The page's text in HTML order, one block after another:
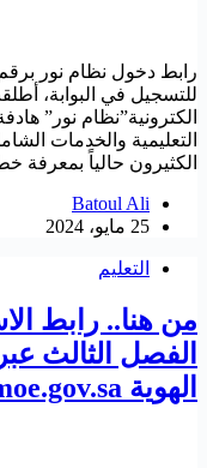
رابط دخول نظام نور
للتسجيل في البوابة،
الكترونية”نظام نور”
التعليمية والخدمات
الكثيرون حالياً
Batoul Ali
25 مايو، 2024
التعليم
من هنا.. رابط
الهوية noor.moe.gov.sa